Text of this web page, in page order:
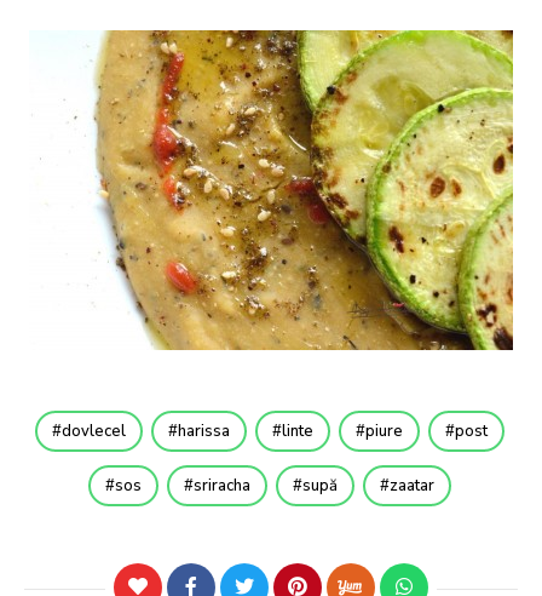
dovlecel harissa linte piure post
sos sriracha supă zaatar